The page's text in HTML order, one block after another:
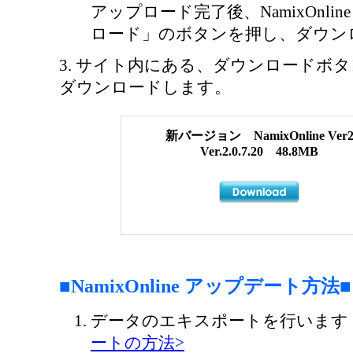
アップロード完了後、
ロード」のボタンを押し、ダウ
3. サイト内にある、ダウンロードボ
ダウンロードします。
新バージョン NamixOnline Ver2
Ver.2.0.7.20 48.8MB
■NamixOnline アップデート方法■
データのエキスポートを行い
ートの方法>